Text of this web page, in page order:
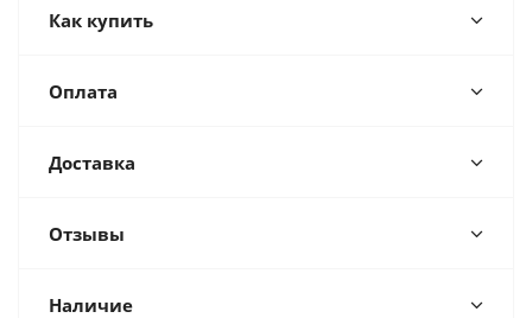
Как купить
Оплата
Доставка
Отзывы
Наличие